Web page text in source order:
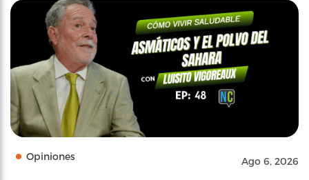
Opiniones Ago 6, 2026